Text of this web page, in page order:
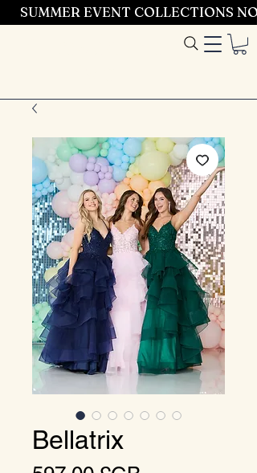
SUMMER EVENT COLLECTIONS
Bellatrix